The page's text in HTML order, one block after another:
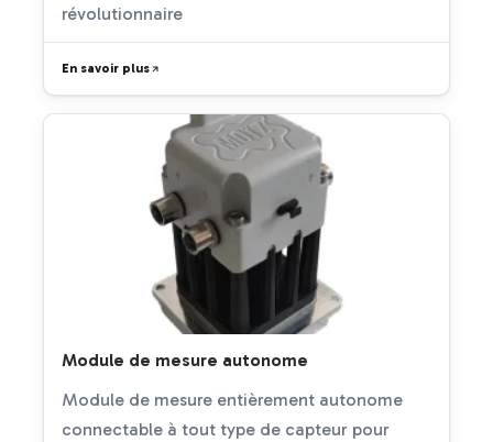
révolutionnaire
En savoir plus
Module de mesure autonome
Module de mesure entièrement autonome
connectable à tout type de capteur pour